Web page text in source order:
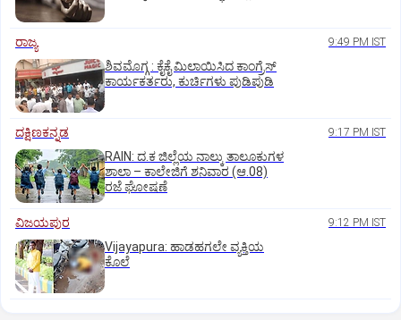
ರಾಜ್ಯ 9:49 PM IST
ಶಿವಮೊಗ್ಗ : ಕೈಕೈ ಮಿಲಾಯಿಸಿದ ಕಾಂಗ್ರೆಸ್
ಕಾರ್ಯಕರ್ತರು, ಕುರ್ಚಿಗಳು ಪುಡಿಪುಡಿ
ದಕ್ಷಿಣಕನ್ನಡ 9:17 PM IST
RAIN: ದ.ಕ ಜಿಲ್ಲೆಯ ನಾಲ್ಕು ತಾಲೂಕುಗಳ
ಶಾಲಾ – ಕಾಲೇಜಿಗೆ ಶನಿವಾರ (ಆ.08)
ರಜೆ ಘೋಷಣೆ
ವಿಜಯಪುರ 9:12 PM IST
Vijayapura: ಹಾಡಹಗಲೇ ವ್ಯಕ್ತಿಯ
ಕೊಲೆ